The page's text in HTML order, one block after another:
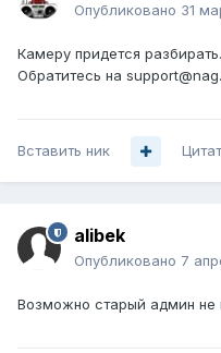
Опубликовано 31
Камеру придется разбирать.
Обратитесь на
Вставить ник
alibek
Опубликовано 7
Возможно старый админ не